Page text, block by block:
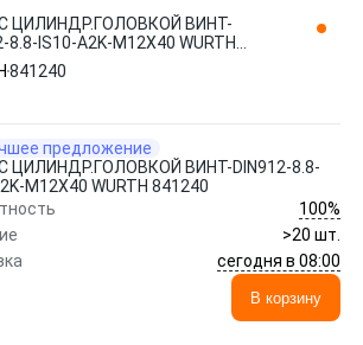
ЦИЛИНДР.ГОЛОВКОЙ ВИНТ-
8.8-IS10-A2K-M12X40 WURTH
841240
предложение
ЦИЛИНДР.ГОЛОВКОЙ ВИНТ-DIN912-8.8-
M12X40 WURTH 841240
100%
>20 шт.
сегодня в 08:00
В корзину